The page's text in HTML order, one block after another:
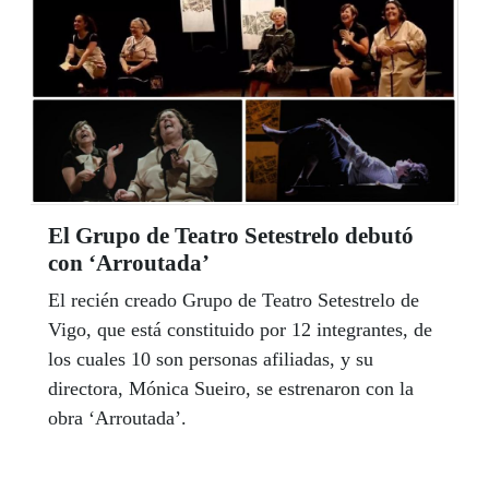
El Grupo de Teatro Setestrelo debutó
con ‘Arroutada’
El recién creado Grupo de Teatro Setestrelo de
Vigo, que está constituido por 12 integrantes, de
los cuales 10 son personas afiliadas, y su
directora, Mónica Sueiro, se estrenaron con la
obra ‘Arroutada’.